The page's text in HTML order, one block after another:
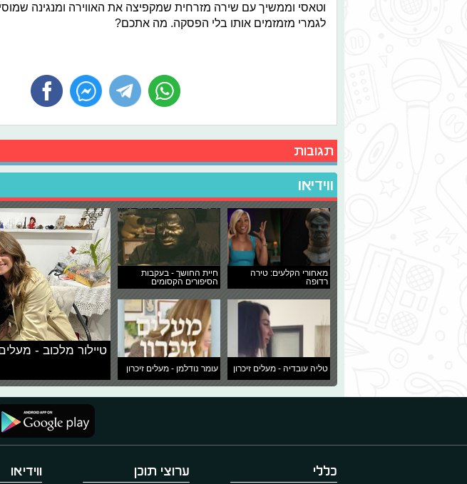
וטאסי וממשיך עם שירה מזרחית שמקפיצה את האווירה ומנגינה
לגמרי מזמזמים אותו בלי הפסקה. מה אתכם?
תגובות
ווידיאו
מאחורי הקלעים: טירה
רדופה
חיית החושך - בעקבות
הסיפורים הקסומים
טליה עובדיה - מעלים זיכרון עומר נודלמן - מעלים זיכרון
טיילור מלכוב - מעלים
כללי ערוצי תוכן ווידיאו